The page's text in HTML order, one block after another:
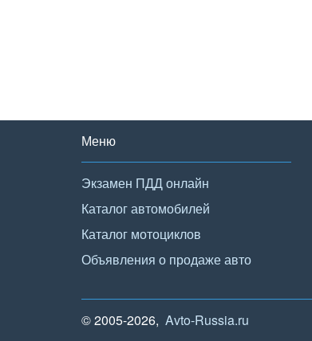
Меню
Экзамен ПДД онлайн
Каталог автомобилей
Каталог мотоциклов
Объявления о продаже авто
© 2005-2026, Avto-Russia.ru